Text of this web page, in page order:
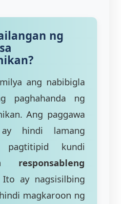
ng
ang nabibigla
paghahanda ng
Ang paggawa
hindi lamang
kundi
responsableng
ay nagsisilbing
magkaroon ng